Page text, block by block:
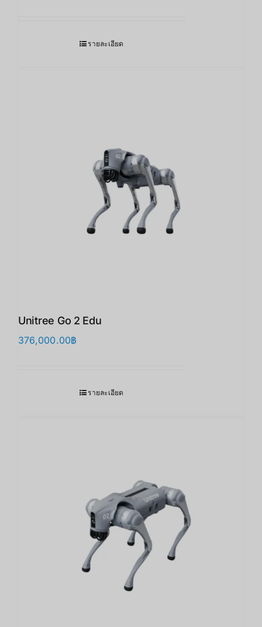
รายละเอียด
Unitree Go 2 Edu
376,000.00฿
รายละเอียด